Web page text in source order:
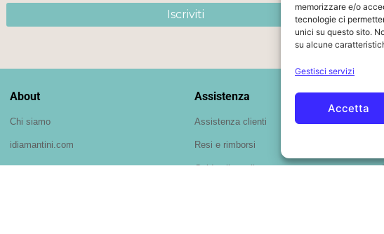
memorizzare e/o
tecnologie ci
unici su questo sito.
su alcune
Gestisci servizi
Accetta
About
Chi siamo
idiamantini.com
Assistenza
Assistenza clienti
Resi e rimborsi
Guida alle taglie